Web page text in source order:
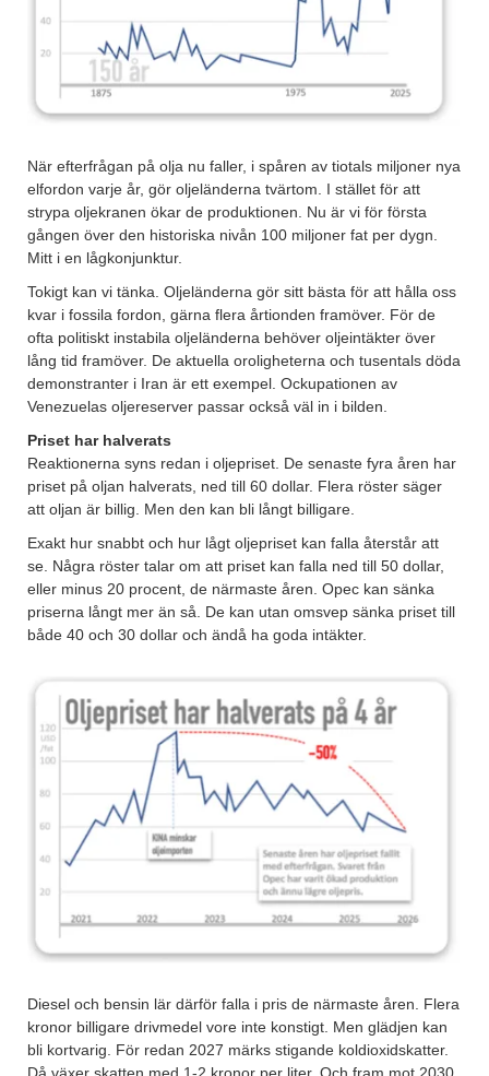
När efterfrågan på olja nu faller, i spåren av tiotals miljoner nya
elfordon varje år, gör oljeländerna tvärtom. I stället för att
strypa oljekranen ökar de produktionen. Nu är vi för första
gången över den historiska nivån 100 miljoner fat per dygn.
Mitt i en lågkonjunktur.
Tokigt kan vi tänka. Oljeländerna gör sitt bästa för att hålla oss
kvar i fossila fordon, gärna flera årtionden framöver. För de
ofta politiskt instabila oljeländerna behöver oljeintäkter över
lång tid framöver. De aktuella oroligheterna och tusentals döda
demonstranter i Iran är ett exempel. Ockupationen av
Venezuelas oljereserver passar också väl in i bilden.
Priset har halverats
Reaktionerna syns redan i oljepriset. De senaste fyra åren har
priset på oljan halverats, ned till 60 dollar. Flera röster säger
att oljan är billig. Men den kan bli långt billigare.
Exakt hur snabbt och hur lågt oljepriset kan falla återstår att
se. Några röster talar om att priset kan falla ned till 50 dollar,
eller minus 20 procent, de närmaste åren. Opec kan sänka
priserna långt mer än så. De kan utan omsvep sänka priset till
både 40 och 30 dollar och ändå ha goda intäkter.
Diesel och bensin lär därför falla i pris de närmaste åren. Flera
kronor billigare drivmedel vore inte konstigt. Men glädjen kan
bli kortvarig. För redan 2027 märks stigande koldioxidskatter.